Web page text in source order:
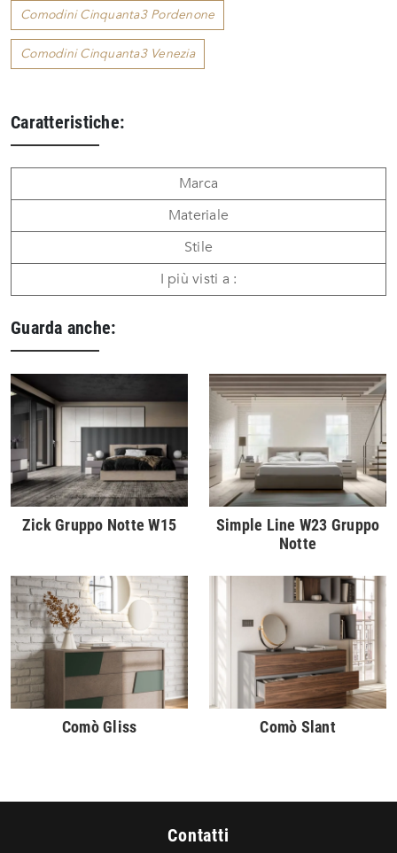
Comodini Cinquanta3 Pordenone
Comodini Cinquanta3 Venezia
Caratteristiche:
Marca
Materiale
Stile
I più visti a :
Guarda anche:
Zick Gruppo Notte W15
Simple Line W23 Gruppo
Notte
Comò Gliss Comò Slant
Contatti